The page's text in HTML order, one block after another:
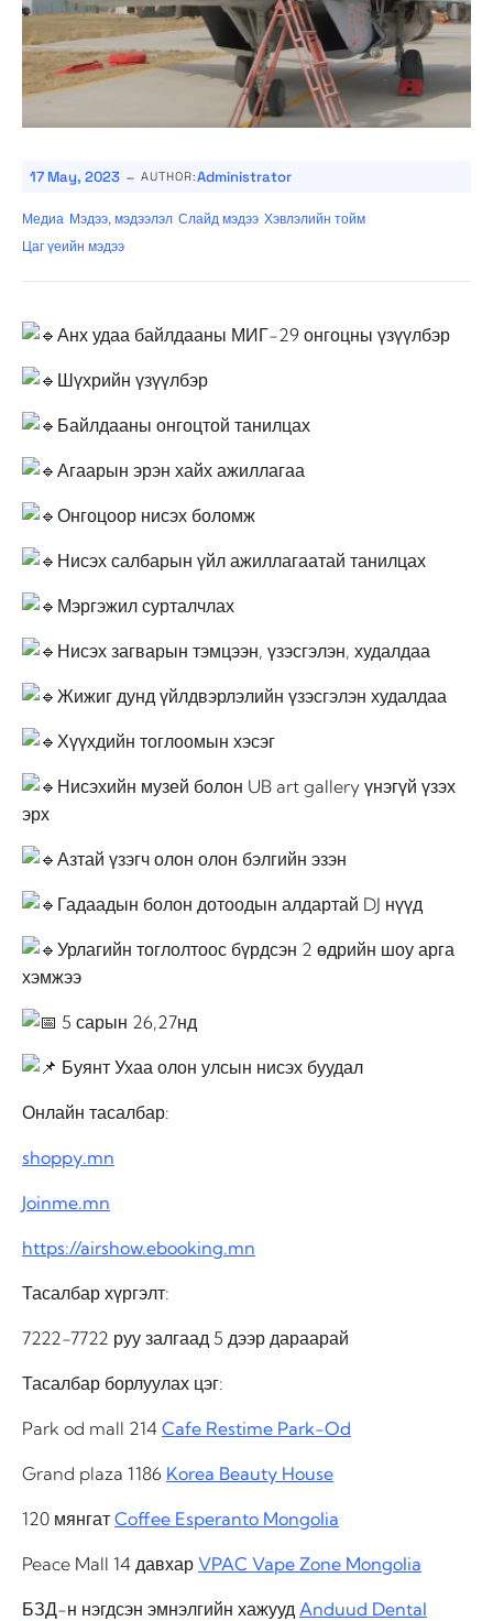
17 May, 2023 - AUTHOR:Administrator
Медиа Мэдээ, мэдээлэл Слайд мэдээ Хэвлэлийн тойм
Цаг үеийн мэдээ
Анх удаа байлдааны МИГ-29 онгоцны үзүүлбэр
Шүхрийн үзүүлбэр
Байлдааны онгоцтой танилцах
Агаарын эрэн хайх ажиллагаа
Онгоцоор нисэх боломж
Нисэх салбарын үйл ажиллагаатай танилцах
Мэргэжил сурталчлах
Нисэх загварын тэмцээн, үзэсгэлэн, худалдаа
Жижиг дунд үйлдвэрлэлийн үзэсгэлэн худалдаа
Хүүхдийн тоглоомын хэсэг
Нисэхийн музей болон UB art gallery үнэгүй үзэх
эрх
Азтай үзэгч олон олон бэлгийн эзэн
Гадаадын болон дотоодын алдартай DJ нүүд
Урлагийн тоглолтоос бүрдсэн 2 өдрийн шоу арга
хэмжээ
5 сарын 26,27нд
Буянт Ухаа олон улсын нисэх буудал
Онлайн тасалбар:
shoppy.mn
Joinme.mn
https://airshow.ebooking.mn
Тасалбар хүргэлт:
7222-7722 руу залгаад 5 дээр дараарай
Тасалбар борлуулах цэг:
Park od mall 214 Cafe Restime Park-Od
Grand plaza 1186 Korea Beauty House
120 мянгат Coffee Esperanto Mongolia
Peace Mall 14 давхар VPAC Vape Zone Mongolia
БЗД-н нэгдсэн эмнэлгийн хажууд Anduud Dental